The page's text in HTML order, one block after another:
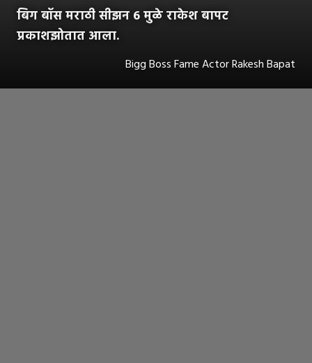
बिग बॉस मराठी सीझन 6 मुळे राकेश बापट
प्रकाशझोतात आला.
Bigg Boss Fame Actor Rakesh Bapat